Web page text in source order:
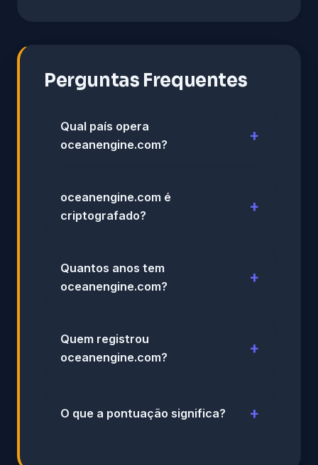
Perguntas Frequentes
Qual país opera
oceanengine.com?
oceanengine.com é
criptografado?
Quantos anos tem
oceanengine.com?
Quem registrou
oceanengine.com?
O que a pontuação significa?